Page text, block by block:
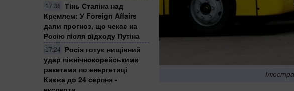
17:38
Тінь Сталіна над
Кремлем: У Foreign Affairs
дали прогноз, що чекає на
Росію після відходу Путіна
17:24
Росія готує нищівний
удар північнокорейськими
ракетами по енергетиці
Києва до 24 серпня -